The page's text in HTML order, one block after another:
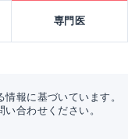
専門医
報に基づいています。
合わせください。